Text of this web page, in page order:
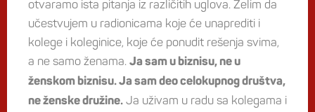
otvaramo ista pitanja iz različitih uglova. Želim da
učestvujem u radionicama koje će unaprediti i
kolege i koleginice, koje će ponudit rešenja svima,
a ne samo ženama. Ja sam u biznisu, ne u
ženskom biznisu. Ja sam deo celokupnog društva,
ne ženske družine. Ja uživam u radu sa kolegama i